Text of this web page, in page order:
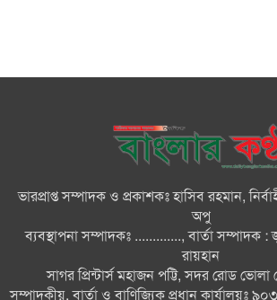
জাতিসংঘে জুলাই
পালিত
জুলাইয়ে সড়কে ঝরল ৪১৬
মোটরসাইকেলে সর্বাধিক
ভারপ্রাপ্ত সম্পাদক ও প্রকাশকঃ হাসিব রহমান,
অপু
ব্যবস্থাপনা সম্পাদকঃ ............., বার্তা সম্পাদক :
রায়হান
সাগর প্রিন্টার্স মহাজন পট্টি, সদর রোড ভোলা
সম্পাদকীয়, বার্তা ও বাণিজ্যিক প্রধান কার্যালয়ঃ